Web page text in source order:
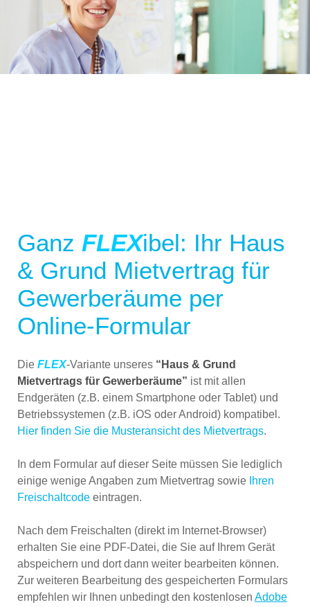
Ganz FLEXibel: Ihr Haus
& Grund Mietvertrag für
Gewerberäume per
Online-Formular
Die FLEX-Variante unseres “Haus & Grund
Mietvertrags für Gewerberäume” ist mit allen
Endgeräten (z.B. einem Smartphone oder Tablet) und
Betriebssystemen (z.B. iOS oder Android) kompatibel.
Hier finden Sie die Musteransicht des Mietvertrags.
In dem Formular auf dieser Seite müssen Sie lediglich
einige wenige Angaben zum Mietvertrag sowie Ihren
Freischaltcode eintragen.
Nach dem Freischalten (direkt im Internet-Browser)
erhalten Sie eine PDF-Datei, die Sie auf Ihrem Gerät
abspeichern und dort dann weiter bearbeiten können.
Zur weiteren Bearbeitung des gespeicherten Formulars
empfehlen wir Ihnen unbedingt den kostenlosen Adobe